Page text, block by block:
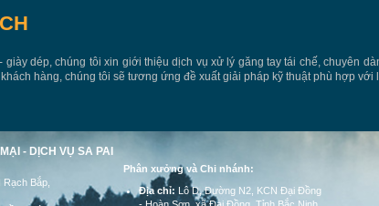
dép, chúng tôi xin giới thiệu dịch vụ xử lý găng tay tái chế, chuyên
hàng, chúng tôi sẽ tương ứng đề xuất giải pháp kỹ thuật phù hợp
- DỊCH VỤ SA PAI
Bắp,
Phân xưởng và Chi nhánh:
Địa chỉ: Lô D, Đường N2, KCN Đại Đồng